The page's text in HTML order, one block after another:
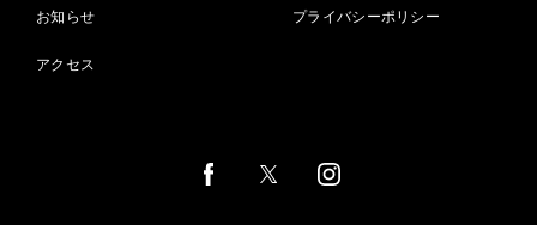
お知らせ
アクセス
プライバシーポリシー